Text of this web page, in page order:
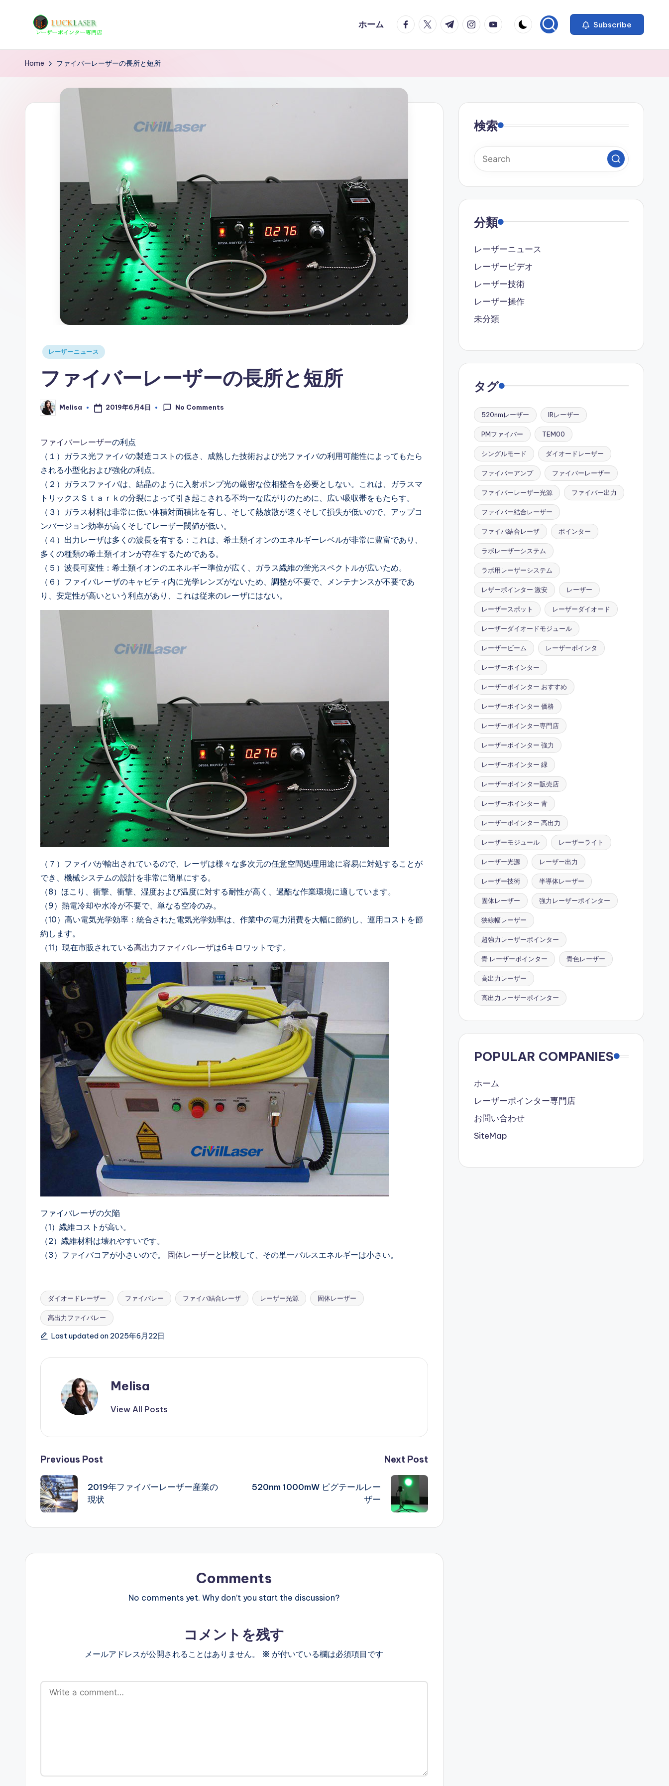
レ
ー
ー
ー
ポ
ホーム facebook.com
twitter.com
t.me instagram.com
youtube.com Subscribe
Home ファイバーレーザーの長所と短所
Posted
レーザーニュース
ファイバーレーザーの長所と短所
Posted
by
Melisa 2019年6月4日 No Comments
ファイバーレーザーの利点
（１）ガラス光ファイバの製造コストの低さ、成熟した技術および光ファイバの利用可能性によってもたら
される小型化および強化の利点。
（２）ガラスファイバは、結晶のように入射ポンプ光の厳密な位相整合を必要としない。これは、ガラスマ
トリックスＳｔａｒｋの分裂によって引き起こされる不均一な広がりのために、広い吸収帯をもたらす。
（３）ガラス材料は非常に低い体積対面積比を有し、そして熱放散が速くそして損失が低いので、アップコ
ンバージョン効率が高くそしてレーザー閾値が低い。
（４）出力レーザは多くの波長を有する：これは、希土類イオンのエネルギーレベルが非常に豊富であり、
多くの種類の希土類イオンが存在するためである。
（５）波長可変性：希土類イオンのエネルギー準位が広く、ガラス繊維の蛍光スペクトルが広いため。
（６）ファイバレーザのキャビティ内に光学レンズがないため、調整が不要で、メンテナンスが不要であ
り、安定性が高いという利点があり、これは従来のレーザにはない。
（７）ファイバが輸出されているので、レーザは様々な多次元の任意空間処理用途に容易に対処することが
でき、機械システムの設計を非常に簡単にする。
（8）ほこり、衝撃、衝撃、湿度および温度に対する耐性が高く、過酷な作業環境に適しています。
（9）熱電冷却や水冷が不要で、単なる空冷のみ。
（10）高い電気光学効率：統合された電気光学効率は、作業中の電力消費を大幅に節約し、運用コストを節
約します。
（11）現在市販されている高出力ファイバレーザは6キロワットです。
ファイバレーザの欠陥
（1）繊維コストが高い。
（2）繊維材料は壊れやすいです。
（3）ファイバコアが小さいので。 固体レーザーと比較して、その単一パルスエネルギーは小さい。
Tags:
ダイオードレーザー ファイバレー ファイバ結合レーザ レーザー光源 固体レーザー
高出力ファイバレー
Last updated on 2025年6月22日
Melisa
View All Posts
Post
navigation
Previous Post
2019年ファイバーレーザー産業の
現状
Next Post
520nm 1000mW ピグテールレー
ザー
Comments
No comments yet. Why don’t you start the discussion?
コメントを残す
メールアドレスが公開されることはありません。 ※ が付いている欄は必須項目です
検索
分類
レーザーニュース
レーザービデオ
レーザー技術
レーザー操作
未分類
タグ
520nmレーザー IRレーザー
PMファイバー TEM00
シングルモード ダイオードレーザー
ファイバーアンプ ファイバーレーザー
ファイバーレーザー光源 ファイバー出力
ファイバー結合レーザー
ファイバ結合レーザ ポインター
ラボレーザーシステム
ラボ用レーザーシステム
レザーポインター 激安 レーザー
レーザースポット レーザーダイオード
レーザーダイオードモジュール
レーザービーム レーザーポインタ
レーザーポインター
レーザーポインター おすすめ
レーザーポインター 価格
レーザーポインター専門店
レーザーポインター 強力
レーザーポインター 緑
レーザーポインター販売店
レーザーポインター 青
レーザーポインター 高出力
レーザーモジュール レーザーライト
レーザー光源 レーザー出力
レーザー技術 半導体レーザー
固体レーザー 強力レーザーポインター
狭線幅レーザー
超強力レーザーポインター
青 レーザーポインター 青色レーザー
高出力レーザー
高出力レーザーポインター
POPULAR COMPANIES
ホーム
レーザーポインター専門店
お問い合わせ
SiteMap